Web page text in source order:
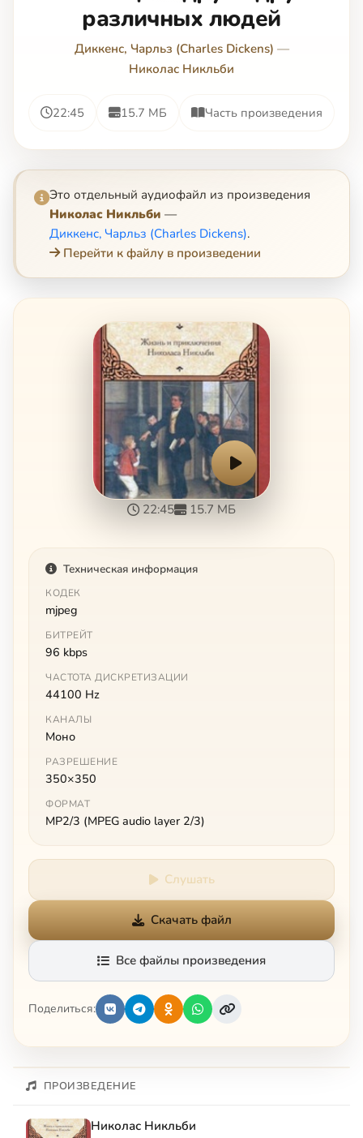
различных людей
Диккенс, Чарльз (Charles Dickens) —
Николас Никльби
22:45 15.7 МБ Часть произведения
Это отдельный аудиофайл из произведения
Николас Никльби —
Диккенс, Чарльз (Charles Dickens).
Перейти к файлу в произведении
22:45 15.7 МБ
Техническая информация
КОДЕК
mjpeg
БИТРЕЙТ
96 kbps
ЧАСТОТА ДИСКРЕТИЗАЦИИ
44100 Hz
КАНАЛЫ
Моно
РАЗРЕШЕНИЕ
350×350
ФОРМАТ
MP2/3 (MPEG audio layer 2/3)
Слушать
Скачать файл
Все файлы произведения
Поделиться:
ПРОИЗВЕДЕНИЕ
Николас Никльби